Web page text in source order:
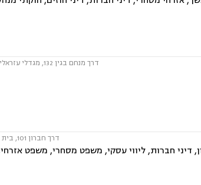
דרך מנחם בגין 132, מגדלי עזראלי, מגדל עגול, קומה 17, תל-אביב
דרך חברון 101, בית הנציב כניסה A קומה 2, ירושלים
חברות, ליווי עסקי, משפט מסחרי, משפט אזרחי,